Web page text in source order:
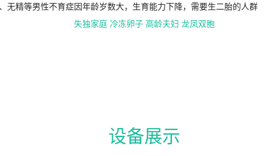
无精等男性不育症因年龄岁数大，生育能力下降，需要生二胎的人群
失独家庭 冷冻卵子 高龄夫妇 龙凤双胞
设备展示